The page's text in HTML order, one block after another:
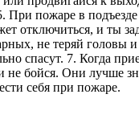
При пожаре в подъезде
отключиться, и ты
не теряй головы
спасут. 7. Когда
не бойся. Они лучше
себя при пожаре.